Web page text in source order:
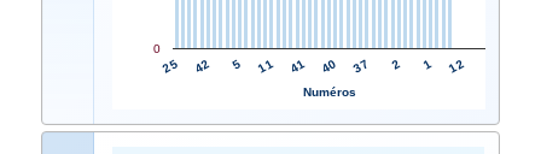
25 42 5 11 41 40 37 2 1 12
0
Numéros